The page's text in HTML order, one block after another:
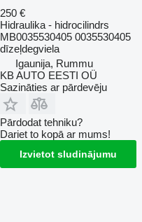
250 €
Hidraulika - hidrocilindrs
MB0035530405 0035530405
dīzeļdegviela
Igaunija, Rummu
KB AUTO EESTI OÜ
Sazināties ar pārdevēju
Pārdodat tehniku?
Dariet to kopā ar mums!
Izvietot sludinājumu